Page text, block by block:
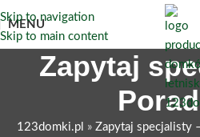
Skip to navigation
Skip to main content
MENU
Zapytaj
123domki.pl » Zapytaj specjalisty